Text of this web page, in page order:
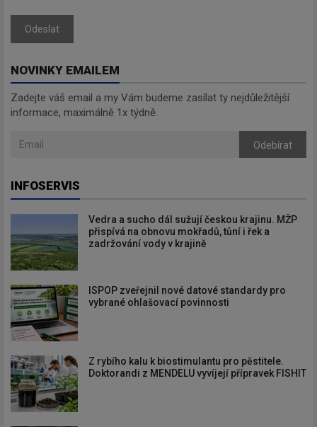
Odeslat
NOVINKY EMAILEM
Zadejte váš email a my Vám budeme zasílat ty nejdůležitější
informace, maximálně 1x týdně.
Odebírat
INFOSERVIS
Vedra a sucho dál sužují českou krajinu. MŽP
přispívá na obnovu mokřadů, tůní i řek a
zadržování vody v krajině
ISPOP zveřejnil nové datové standardy pro
vybrané ohlašovací povinnosti
Z rybího kalu k biostimulantu pro pěstitele.
Doktorandi z MENDELU vyvíjejí přípravek FISHIT